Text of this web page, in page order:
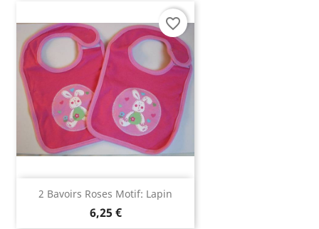
2 Bavoirs Roses Motif: Lapin
6,25 €
favorite_border